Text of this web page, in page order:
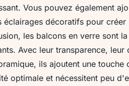
Vous pouvez également
décoratifs pour créer
les balcons en verre sont
Avec leur transparence, leur
ils ajoutent une touche
optimale et nécessitent peu